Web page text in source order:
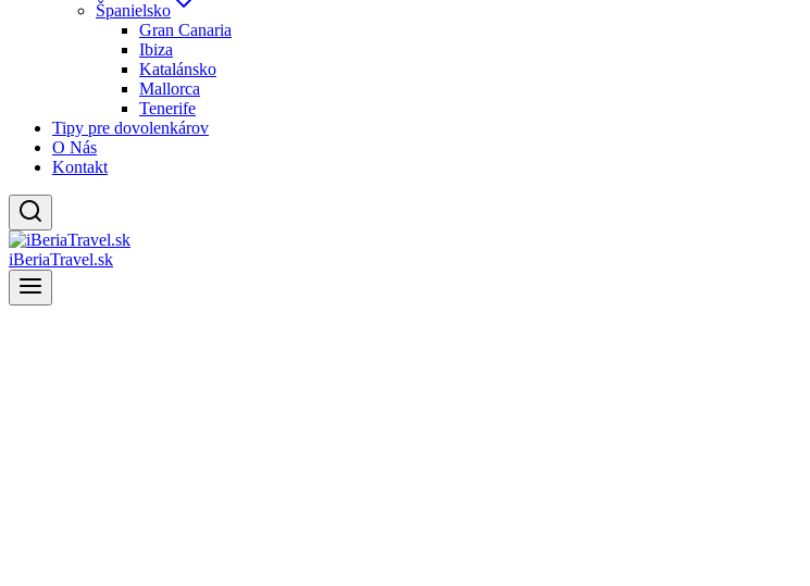
Španielsko
Gran Canaria
Ibiza
Katalánsko
Mallorca
Tenerife
Tipy pre dovolenkárov
O Nás
Kontakt
iBeriaTravel.sk